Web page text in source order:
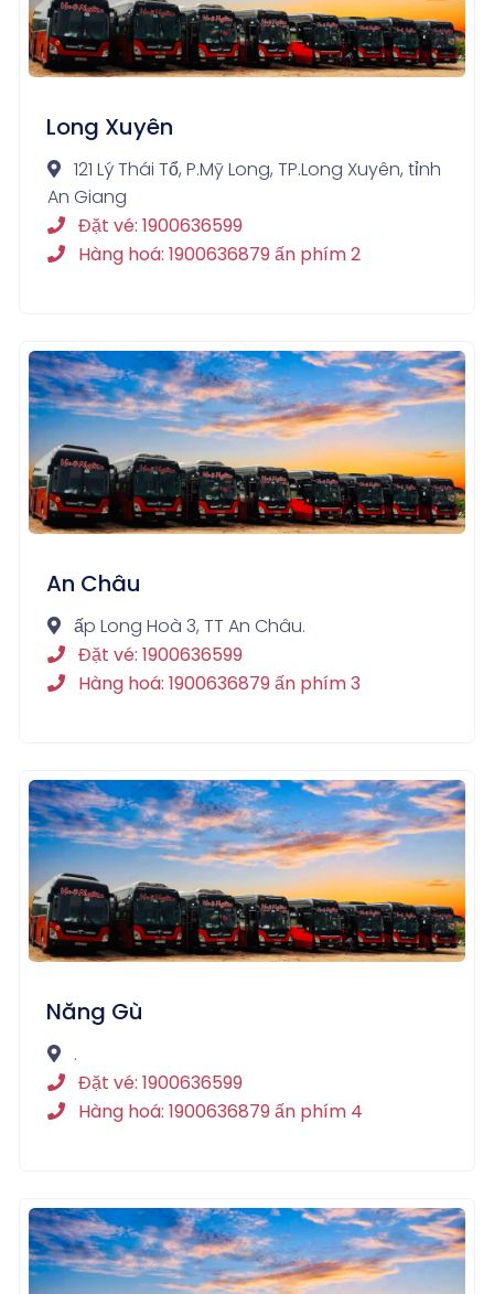
Long Xuyên
121 Lý Thái Tổ, P.Mỹ Long, TP.Long Xuyên, tỉnh
An Giang
Đặt vé: 1900636599
Hàng hoá: 1900636879 ấn phím 2
An Châu
ấp Long Hoà 3, TT An Châu.
Đặt vé: 1900636599
Hàng hoá: 1900636879 ấn phím 3
Năng Gù
.
Đặt vé: 1900636599
Hàng hoá: 1900636879 ấn phím 4